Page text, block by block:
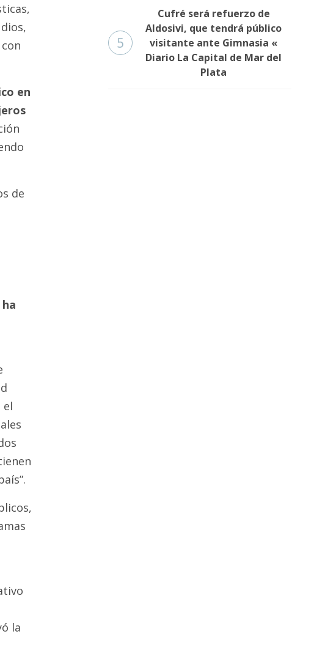
en
de
el
la
5
Cufré será refuerzo de
Aldosivi, que tendrá público
visitante ante Gimnasia «
Diario La Capital de Mar del
Plata